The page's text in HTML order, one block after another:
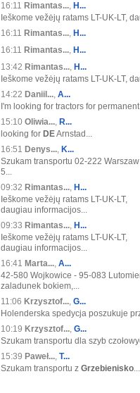
16:11 Rimantas..., H...
Ieškome vežėjų ratams LT-UK-LT,
16:11 Rimantas..., H...
16:11 Rimantas..., H...
13:42 Rimantas..., H...
Ieškome vežėjų ratams LT-UK-LT,
14:22 Daniil..., A...
I'm looking for tractors for
15:10 Oliwia..., R...
looking for DEArnstad...
16:51 Denys..., K...
Szukam transportu 02-222
5...
09:32 Rimantas..., H...
Ieškome vežėjų ratams LT-UK-LT,
daugiau informacijos...
09:33 Rimantas..., H...
Ieškome vežėjų ratams LT-UK-LT,
daugiau informacijos...
16:41 Marta..., A...
42-580 Wojkowice - 95-083
zaladunek bokiem,...
11:06 Krzysztof..., G...
Holenderska spedycja poszukuje
10:19 Krzysztof..., G...
Szukam transportu dla szyb
15:39 Paweł..., T...
Szukam transportu z Grzebienisko...